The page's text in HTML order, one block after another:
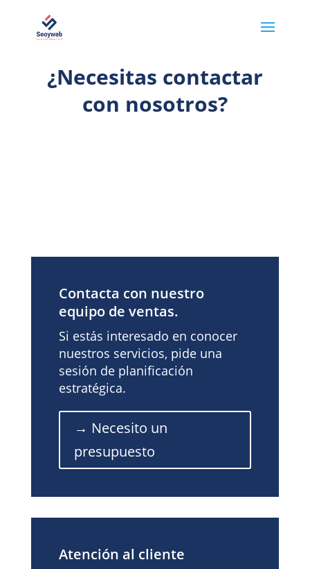
¿Necesitas contactar
con nosotros?
Contacta con nuestro
equipo de ventas.
Si estás interesado en conocer
nuestros servicios, pide una
sesión de planificación
estratégica.
→ Necesito un
presupuesto
Atención al cliente